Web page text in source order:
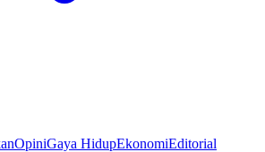
OpiniGaya HidupEkonomiEditorial